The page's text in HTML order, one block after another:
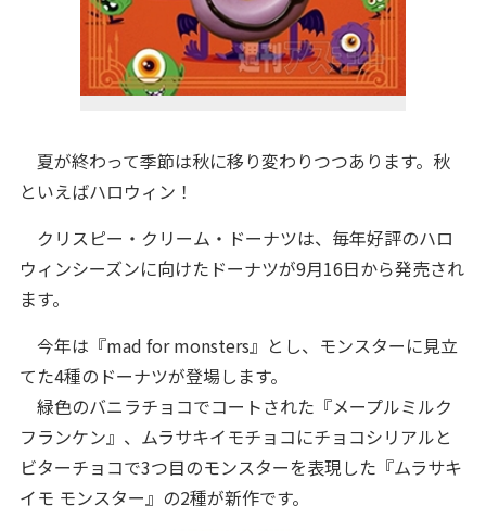
夏が終わって季節は秋に移り変わりつつあります。秋
といえばハロウィン！
クリスピー・クリーム・ドーナツは、毎年好評のハロ
ウィンシーズンに向けたドーナツが9月16日から発売され
ます。
今年は『mad for monsters』とし、モンスターに見立
てた4種のドーナツが登場します。
緑色のバニラチョコでコートされた『メープルミルク
フランケン』、ムラサキイモチョコにチョコシリアルと
ビターチョコで3つ目のモンスターを表現した『ムラサキ
イモ モンスター』の2種が新作です。